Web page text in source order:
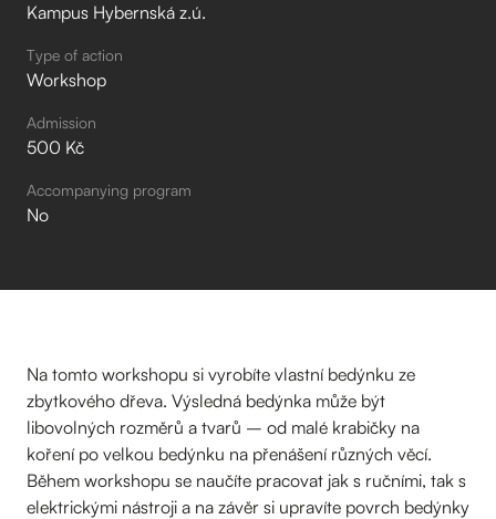
Kampus Hybernská z.ú.
Type of action
Workshop
Admission
500 Kč
Accompanying program
No
Na tomto workshopu si vyrobíte vlastní bedýnku ze
zbytkového dřeva. Výsledná bedýnka může být
libovolných rozměrů a tvarů – od malé krabičky na
koření po velkou bedýnku na přenášení různých věcí.
Během workshopu se naučíte pracovat jak s ručními, tak s
elektrickými nástroji a na závěr si upravíte povrch bedýnky